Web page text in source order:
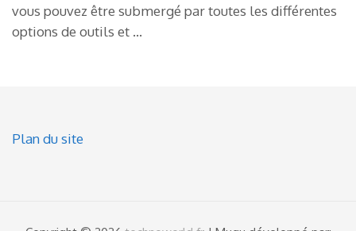
vous pouvez être submergé par toutes les différentes
options de outils et …
Plan du site